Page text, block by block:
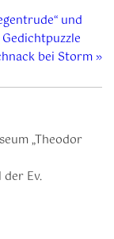
und
bei Storm»
„Theodor
Ev.